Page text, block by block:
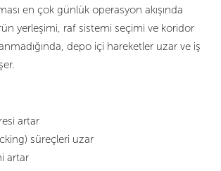
en çok günlük operasyon akışında
yerleşimi, raf sistemi seçimi ve koridor
depo içi hareketler uzar ve iş
artar
süreçleri uzar
artar